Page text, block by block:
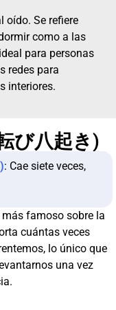
oído. Se refiere
como a las
para personas
redes para
interiores.
び八起き)
: Cae siete veces,
famoso sobre la
cuántas veces
lo único que
una vez